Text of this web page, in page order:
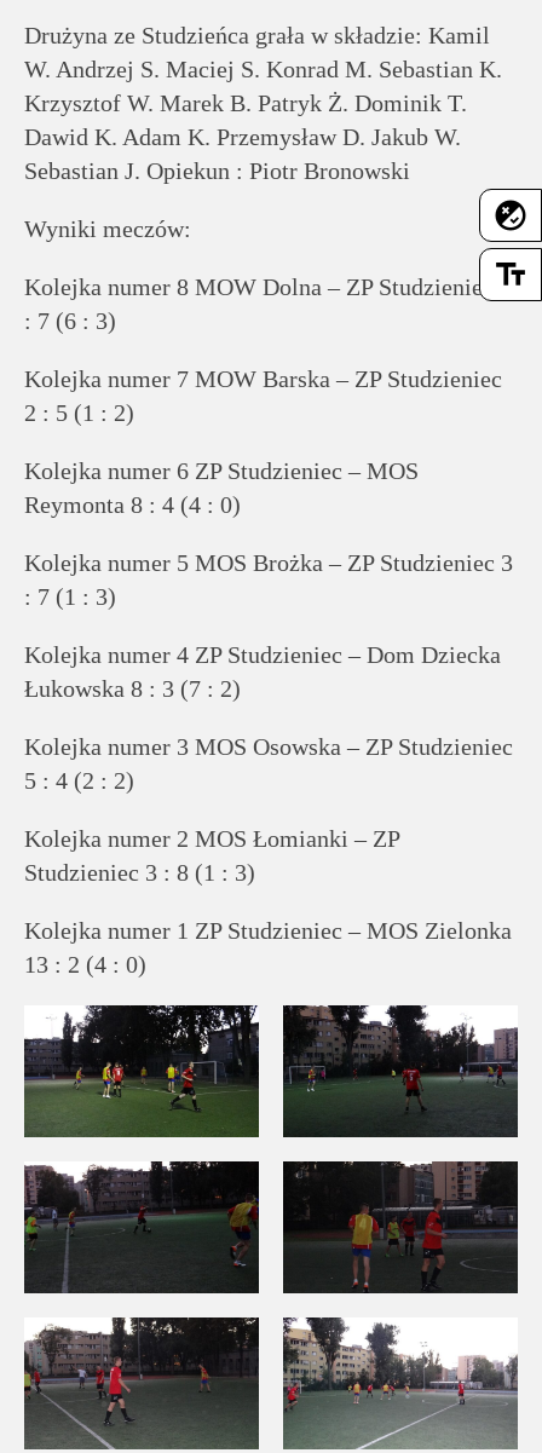
flaky
text_fields
Drużyna ze Studzieńca grała w składzie: Kamil
W. Andrzej S. Maciej S. Konrad M. Sebastian K.
Krzysztof W. Marek B. Patryk Ż. Dominik T.
Dawid K. Adam K. Przemysław D. Jakub W.
Sebastian J. Opiekun : Piotr Bronowski
Wyniki meczów:
Kolejka numer 8 MOW Dolna – ZP Studzieniec 8
: 7 (6 : 3)
Kolejka numer 7 MOW Barska – ZP Studzieniec
2 : 5 (1 : 2)
Kolejka numer 6 ZP Studzieniec – MOS
Reymonta 8 : 4 (4 : 0)
Kolejka numer 5 MOS Brożka – ZP Studzieniec 3
: 7 (1 : 3)
Kolejka numer 4 ZP Studzieniec – Dom Dziecka
Łukowska 8 : 3 (7 : 2)
Kolejka numer 3 MOS Osowska – ZP Studzieniec
5 : 4 (2 : 2)
Kolejka numer 2 MOS Łomianki – ZP
Studzieniec 3 : 8 (1 : 3)
Kolejka numer 1 ZP Studzieniec – MOS Zielonka
13 : 2 (4 : 0)